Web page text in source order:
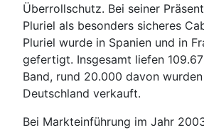
Überrollschutz. Bei seiner
Pluriel als besonders sicheres
Pluriel wurde in Spanien und in
gefertigt. Insgesamt liefen
Band, rund 20.000 davon
Deutschland verkauft.
Bei Markteinführung im Jahr